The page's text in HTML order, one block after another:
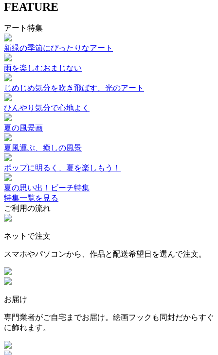
FEATURE
アート特集
新緑の季節にぴったりなアート
雨を楽しむおまじない
じめじめ気分を吹き飛ばす、光のアート
ひんやり気分で心地よく
夏の風景画
夏風運ぶ、癒しの風景
ポップに明るく、夏を楽しもう！
夏の思い出！ビーチ特集
特集一覧を見る
ご利用の流れ
ネットで注文
スマホやパソコンから、作品と配送希望日を選んで注文。
お届け
専門業者がご自宅までお届け。絵画フックも同封だからすぐ
に飾れます。